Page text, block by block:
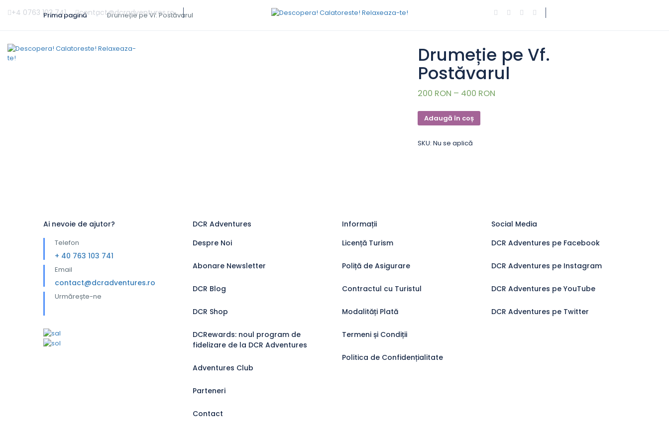
+4 0763 103 741 contact@dcradventures.ro
Prima pagină Drumeție pe Vf. Postăvarul
Drumeție pe Vf.
Postăvarul
200 RON – 400 RON
Adaugă în coș
SKU:Nu se aplică
Ai nevoie de ajutor?
Telefon
+ 40 763 103 741
Email
contact@dcradventures.ro
Urmărește-ne
DCR Adventures
Despre Noi
Abonare Newsletter
DCR Blog
DCR Shop
DCRewards: noul program de
fidelizare de la DCR Adventures
Adventures Club
Parteneri
Contact
Informații
Licență Turism
Poliță de Asigurare
Contractul cu Turistul
Modalități Plată
Termeni și Condiții
Politica de Confidențialitate
Social Media
DCR Adventures pe Facebook
DCR Adventures pe Instagram
DCR Adventures pe YouTube
DCR Adventures pe Twitter